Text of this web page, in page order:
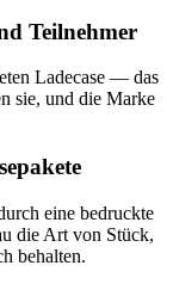
Teilnehmer
Ladecase — das
sie, und die Marke
eine bedruckte
die Art von Stück,
behalten.